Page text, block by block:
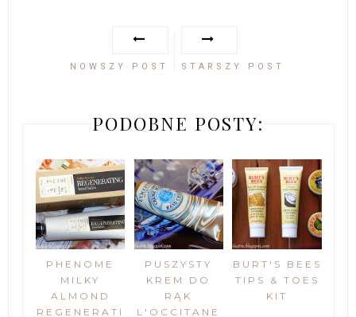
NOWSZY POST STARSZY POST
PODOBNE POSTY:
PHENOME
MILKY
ALMOND
REGENERATI
PUSZYSTY
KREM DO
RĄK
L'OCCITANE
BURT'S BEES
TIPS & TOES
KIT